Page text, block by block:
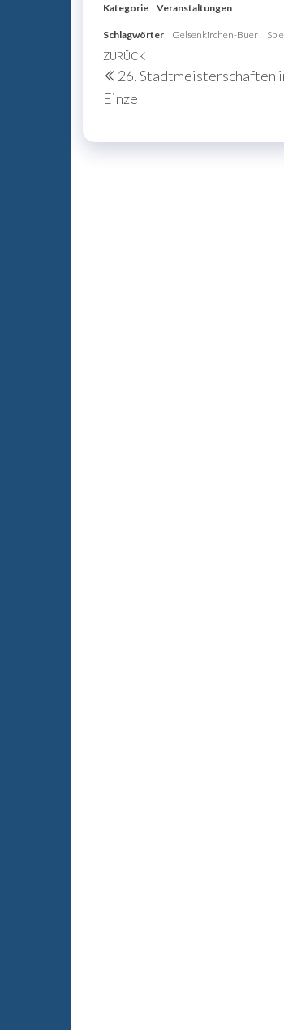
Kategorie Veranstaltungen
Schlagwörter Gelsenkirchen-Buer
Vorheriger
Beitrag
ZURÜCK
26. Stadtmeisterschaften
Einzel